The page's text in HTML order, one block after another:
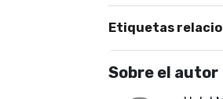
Etiquetas
Sobre el autor